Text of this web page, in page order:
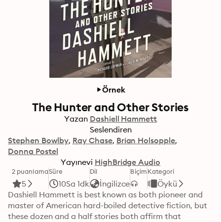
Örnek
The Hunter and Other Stories
Yazan Dashiell Hammett
Seslendiren
Stephen Bowlby Ray Chase Brian Holsopple
Donna Postel
Yayınevi HighBridge Audio
2 puanlama
5
Süre
10Sa 1dk
Dil
İngilizce
BiçimKategori
Öykü
Dashiell Hammett is best known as both pioneer and
master of American hard-boiled detective fiction, but
these dozen and a half stories both affirm that